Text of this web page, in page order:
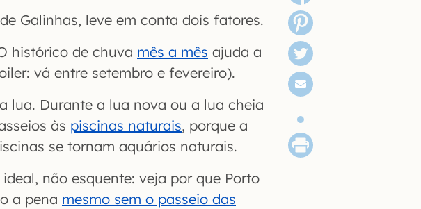
Galinhas, leve em conta dois fatores.
histórico de chuva mês a mês ajuda a
vá entre setembro e fevereiro).
lua. Durante a lua nova ou a lua cheia
às piscinas naturais, porque a
se tornam aquários naturais.
não esquente: veja por que Porto
a pena mesmo sem o passeio das